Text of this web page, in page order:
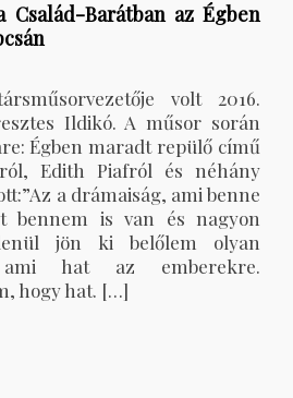
Család-Barátban az Égben
volt 2016.
Ildikó. A műsor során
Égben maradt repülő című
Edith Piafról és néhány
a drámaiság, ami benne
bennem is van és nagyon
jön ki belőlem olyan
ami hat az emberekre.
hogy hat. […]